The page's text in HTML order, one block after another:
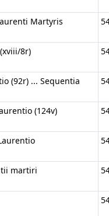
Martyris
8r)
(92r) ... Sequentia
(124v)
martiri